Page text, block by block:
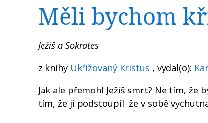
Měli bychom
Ježíš a Sokrates
z knihy Ukřižovaný Kristus , vydal(o):
Jak ale přemohl Ježíš smrt? Ne tím, že
tím, že ji podstoupil, že v sobě